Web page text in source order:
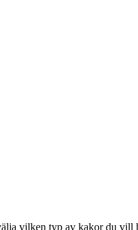
vilken typ av kakor du vill